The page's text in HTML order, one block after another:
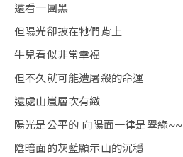
遠看一團黑
但陽光卻披在牠們背上
牛兒看似非常幸福
但不久就可能遭屠殺的命運
遠處山嵐層次有緻
陽光是公平的 向陽面一律是翠綠~~
陰暗面的灰藍顯示山的沉穩